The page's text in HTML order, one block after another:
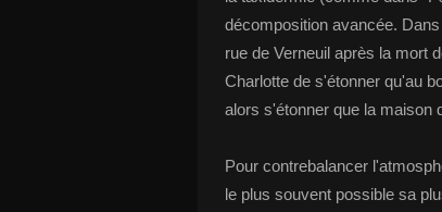
décomposition avancée.
rue de Verneuil après la mort
Charlotte de s'étonner qu'au
alors s'étonner que la maison
Pour contrebalancer
le plus souvent possible sa